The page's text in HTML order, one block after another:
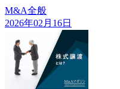
M&A全般
2026年02月16日